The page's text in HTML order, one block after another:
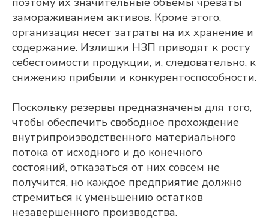
замораживанием активов. Кроме этого,
организация несет затраты на их хранение и
содержание. Излишки НЗП приводят к росту
себестоимости продукции, и, следовательно, к
снижению прибыли и конкурентоспособности.
Поскольку резервы предназначены для того,
чтобы обеспечить свободное прохождение
внутрипроизводственного материального
потока от исходного и до конечного
состояний, отказаться от них совсем не
получится, но каждое предприятие должно
стремиться к уменьшению остатков
незавершенного производства.